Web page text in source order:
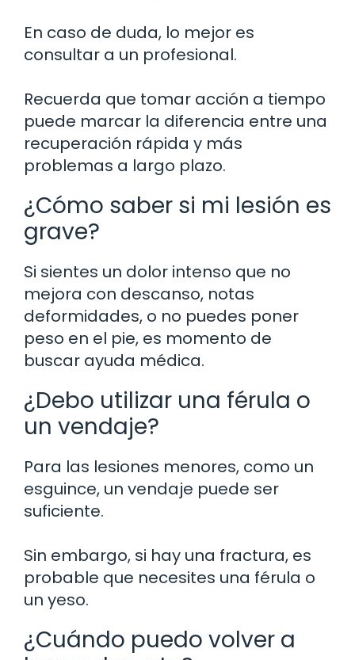
En caso de duda, lo mejor es
consultar a un profesional.
Recuerda que tomar acción a tiempo
puede marcar la diferencia entre una
recuperación rápida y más
problemas a largo plazo.
¿Cómo saber si mi lesión es
grave?
Si sientes un dolor intenso que no
mejora con descanso, notas
deformidades, o no puedes poner
peso en el pie, es momento de
buscar ayuda médica.
¿Debo utilizar una férula o
un vendaje?
Para las lesiones menores, como un
esguince, un vendaje puede ser
suficiente.
Sin embargo, si hay una fractura, es
probable que necesites una férula o
un yeso.
¿Cuándo puedo volver a